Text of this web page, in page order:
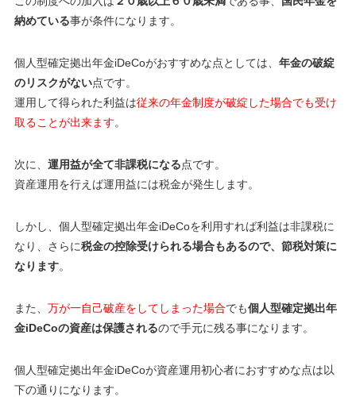
納めている事が条件になります。
個人型確定拠出年金iDeCoがおすすめな点としては、 年金の破綻
のリスクがない点です。
運用して得られた利益は従来の年金制度が破綻した場合でも受け
取ることが出来ます。
次に、 運用益が全て非課税になる点です。
資産運用を行えば運用益には税金が発生します。
しかし、個人型確定拠出年金iDeCoを利用すれば利益は非課税に
なり、さらに税金の控除受けられる場合もあるので、節税対策に
なります。
また、 万が一自己破産をしてしまった場合でも個人型確定拠出年
金iDeCoの資産は保護されるので手元に残る事になります。
個人型確定拠出年金iDeCoが資産運用初心者におすすめな点は以
下の通りになります。